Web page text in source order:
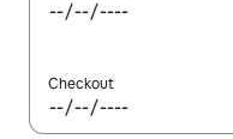
Checkout